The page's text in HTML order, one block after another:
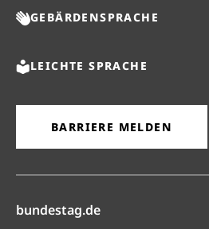
GEBÄRDENSPRACHE
LEICHTE SPRACHE
BARRIERE MELDEN
bundestag.de(öffnet in neuem